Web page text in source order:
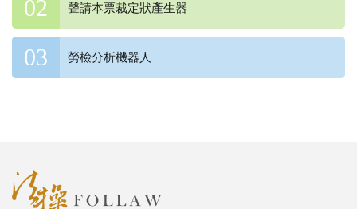
聲請本票裁定狀產生器
勞檢分析機器人